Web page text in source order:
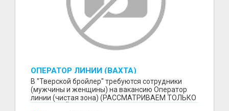
ОПЕРАТОР ЛИНИИ (ВАХТА)
В "Тверской бройлер" требуются сотрудники
(мужчины и женщины) нa вaкaнcию Оператор
линии (чистая зона) (РАССМАТРИВАЕМ ТОЛЬКО